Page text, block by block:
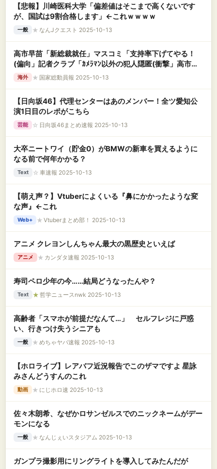
【悲報】川崎医科大学「偏差値はそこまで高くないです
が、国試は9割合格します」←これｗｗｗｗ
一般 ★ なんJクエスト 2025-10-13
高市早苗「新総裁就任」マスコミ「支持率下げてやる！
(偏向」記者クラブ「ｶﾒﾗﾏﾝ以外の犯人隠匿(衝撃」高市早
苗「SNSで情報発信」青山繁晴「公明離脱を党員支持」→
海外 ★ 国家総動員報 2025-10-13
【日向坂46】代理センターはあのメンバー！全ツ愛知公
演1日目のレポがこちら
芸能 ☆ 日向坂46まとめ速報 2025-10-13
大卒ニートワイ（貯金0）がBMWの新車を買えるように
なる前で何年かかる？
Text ☆ 車速報 2025-10-13
【萌え声？】Vtuberによくいる『鼻にかかったような変
な声』←これ
Web+ ★ Vtuberまとめ部！ 2025-10-13
アニメ クレヨンしんちゃん最大の黒歴史といえば
アニメ ★ カンダタ速報 2025-10-13
寿司ペロ少年の今……結局どうなったんや？
Text ★ 哲学ニュースnwk 2025-10-13
高齢者「スマホが前提だなんて…」 セルフレジに戸惑
い、行きつけ失うシニアも
一般 ★ めちゃヤバ速報 2025-10-13
【ホロライブ】レアバフ近況報告でこのザマですよ 星詠
みさんどうすんのこれ
動画 ★ にじホロ速 2025-10-13
佐々木朗希、なぜかロサンゼルスでのニックネームがデー
モンになる
一般 ★ なんじぇいスタジアム 2025-10-13
ガンプラ撮影用にリングライトを導入してみたんだが